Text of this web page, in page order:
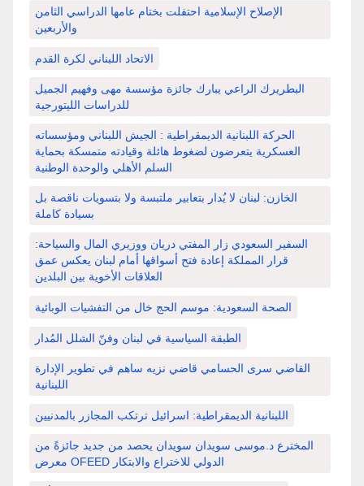
الإصلاح الإسلامية احتفلت بختام عامها الدراسي الثامن
والأربعين
الاتحاد اللبناني لكرة القدم
البطريرك الراعي يبارك جائزة مؤسسة مهى وفهيم الجميل
للدراسات الليتورجية
الحركة اللبنانية الديمقراطية : الجيش اللبناني ومؤسساته
العسكرية يتعرضون لضغوط هائلة وقيادته متمسكة بحماية
السلم الأهلي والوحدة الوطنية
الخازن: لبنان لا يُدار بتعابير ملتبسة ولا بتسويات ناقصة بل
بسيادة كاملة
السفير السعودي زار المفتي دريان ووزيري المال والسياحة:
قرار المملكة إعادة فتح أسواقها أمام لبنان يعكس عمق
العلاقات الأخوية بين البلدين
الصحة السعودية: موسم الحج خال من التفشيات الوبائية
الطبقة السياسية في لبنان وفنّ الشلل المُدار
القاضي سرى الحسامي قاضي نزيه ساهم في تطوير الإدارة
اللبنانية
اللبنانية الديمقراطية: اسرائيل ترتكب المجازر بالمدنيين
المخترع د.موسى سويدان سويدان يحصد من جديد جائزةً من
معرض OFEED الدولي للاختراع والابتكار